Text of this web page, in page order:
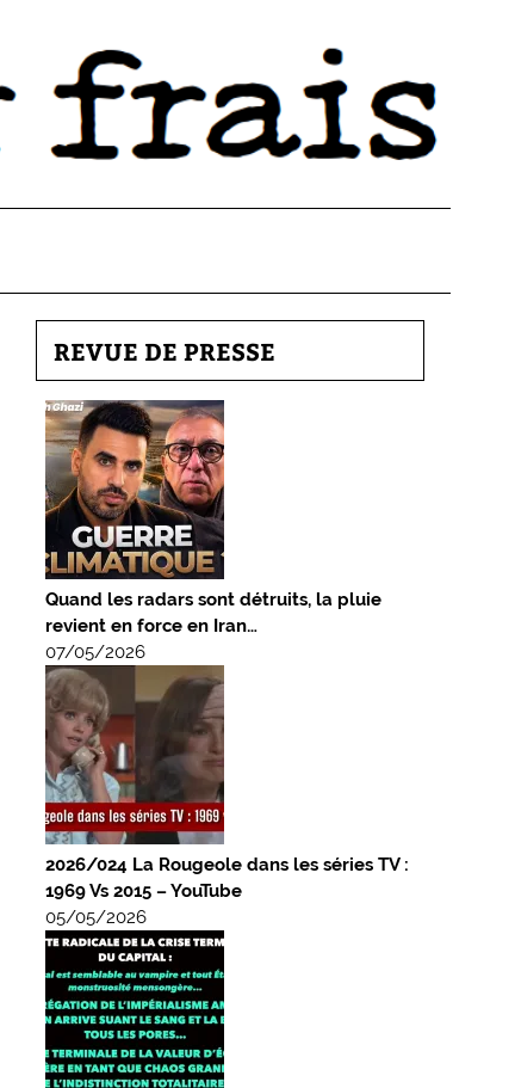
REVUE DE PRESSE
Quand les radars sont détruits, la pluie
revient en force en Iran…
07/05/2026
2026/024 La Rougeole dans les séries TV :
1969 Vs 2015 – YouTube
05/05/2026